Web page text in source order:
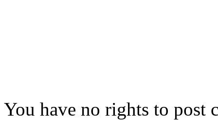
You have no rights to post